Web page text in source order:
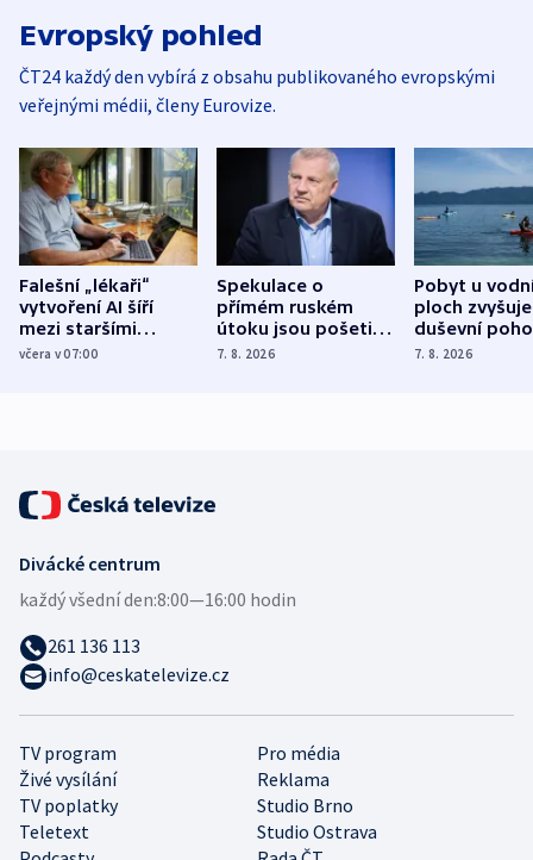
Evropský pohled
ČT24 každý den vybírá z obsahu publikovaného evropskými
veřejnými médii, členy Eurovize.
Falešní „lékaři“
vytvoření AI šíří
mezi staršími
Poláky nebezpečné
včera v 07:00
Spekulace o
přímém ruském
útoku jsou pošetilé,
míní estonský
7. 8. 2026
Pobyt u
ploch zvyšuje
duševní
ukázala
7. 8. 2026
TV program
Pro média
Živé vysílání
Reklama
TV poplatky
Studio Brno
Teletext
Studio Ostrava
Divácké centrum
každý všední den:8:00—16:00 hodin
261 136 113
info@ceskatelevize.cz